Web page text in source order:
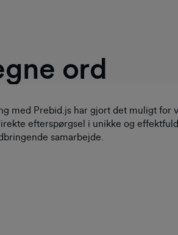
ord
med Prebid.js har gjort det muligt
efterspørgsel i unikke og
samarbejde.